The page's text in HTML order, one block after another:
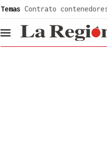
Temas Contrato
header.menu.open